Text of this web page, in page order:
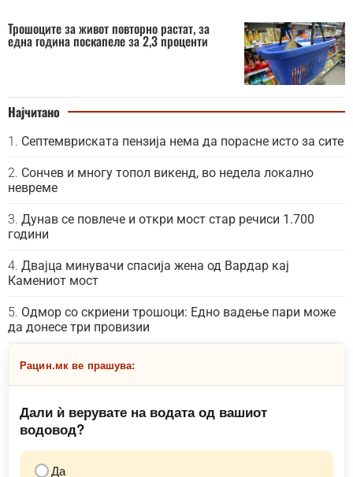
Трошоците за живот повторно растат, за
една година поскапеле за 2,3 проценти
Најчитано
Септемвриската пензија нема да порасне исто за сите
Сончев и многу топол викенд, во недела локално
невреме
Дунав се повлече и откри мост стар речиси 1.700
години
Двајца минувачи спасија жена од Вардар кај
Камениот мост
Одмор со скриени трошоци: Едно вадење пари може
да донесе три провизии
Рацин.мк ве прашува:
Дали ѝ верувате на водата од вашиот
водовод?
Да